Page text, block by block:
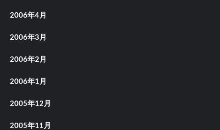
2006年4月
2006年3月
2006年2月
2006年1月
2005年12月
2005年11月